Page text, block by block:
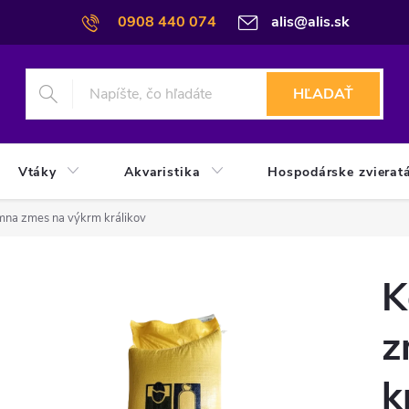
0908 440 074 alis@alis.sk
HĽADAŤ
Vtáky Akvaristika Hospodárske
zmes na výkrm králikov